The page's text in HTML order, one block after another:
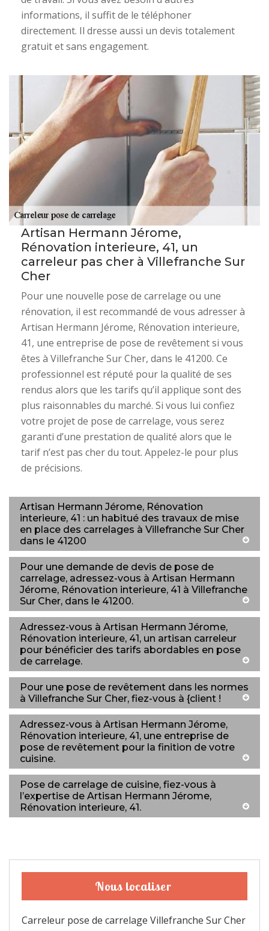
informations, il suffit de le téléphoner
directement. Il dresse aussi un devis totalement
gratuit et sans engagement.
Artisan Hermann Jérome,
Rénovation interieure, 41, un
carreleur pas cher à Villefranche Sur
Cher
Pour une nouvelle pose de carrelage ou une
rénovation, il est recommandé de vous adresser à
Artisan Hermann Jérome, Rénovation interieure,
41, une entreprise de pose de revêtement si vous
êtes à Villefranche Sur Cher, dans le 41200. Ce
professionnel est réputé pour la qualité de ses
rendus alors que les tarifs qu’il applique sont des
plus raisonnables du marché. Si vous lui confiez
votre projet de pose de carrelage, vous serez
garanti d’une prestation de qualité alors que le
tarif n’est pas cher du tout. Appelez-le pour plus
de précisions.
Artisan Hermann Jérome, Rénovation
interieure, 41 : un habitué des travaux de mise
en place des carrelages à Villefranche Sur Cher
dans le 41200
Pour une demande de devis de pose de
carrelage, adressez-vous à Artisan Hermann
Jérome, Rénovation interieure, 41 à Villefranche
Sur Cher, dans le 41200.
Adressez-vous à Artisan Hermann Jérome,
Rénovation interieure, 41, un artisan carreleur
pour bénéficier des tarifs abordables en pose
de carrelage.
Pour une pose de revêtement dans les normes
à Villefranche Sur Cher, fiez-vous à {client !
Adressez-vous à Artisan Hermann Jérome,
Rénovation interieure, 41, une entreprise de
pose de revêtement pour la finition de votre
cuisine.
Pose de carrelage de cuisine, fiez-vous à
l’expertise de Artisan Hermann Jérome,
Rénovation interieure, 41.
Nous localiser
Carreleur pose de carrelage Villefranche Sur Cher